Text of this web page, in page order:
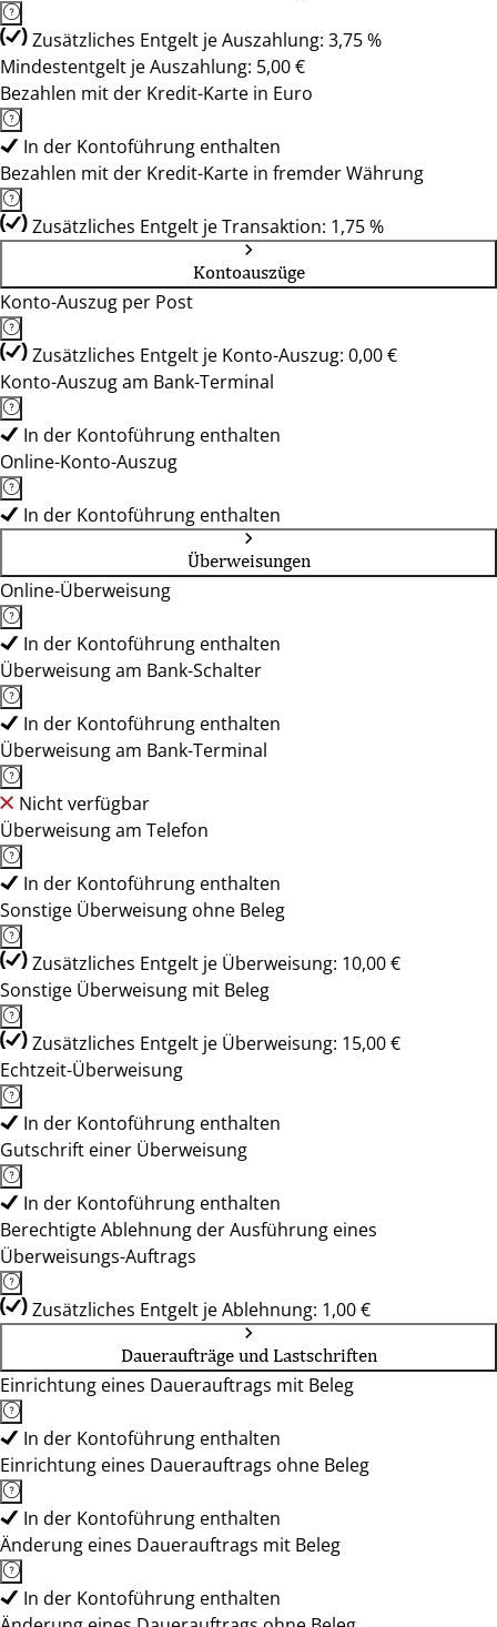
Zusätzliches Entgelt je Auszahlung: 3,75 %
Mindestentgelt je Auszahlung: 5,00 €
Bezahlen mit der Kredit-Karte in Euro
In der Kontoführung enthalten
Bezahlen mit der Kredit-Karte in fremder Währung
Zusätzliches Entgelt je Transaktion: 1,75 %
Kontoauszüge
Konto-Auszug per Post
Zusätzliches Entgelt je Konto-Auszug: 0,00 €
Konto-Auszug am Bank-Terminal
In der Kontoführung enthalten
Online-Konto-Auszug
In der Kontoführung enthalten
Überweisungen
Online-Überweisung
In der Kontoführung enthalten
Überweisung am Bank-Schalter
In der Kontoführung enthalten
Überweisung am Bank-Terminal
Nicht verfügbar
Überweisung am Telefon
In der Kontoführung enthalten
Sonstige Überweisung ohne Beleg
Zusätzliches Entgelt je Überweisung: 10,00 €
Sonstige Überweisung mit Beleg
Zusätzliches Entgelt je Überweisung: 15,00 €
Echtzeit-Überweisung
In der Kontoführung enthalten
Gutschrift einer Überweisung
In der Kontoführung enthalten
Berechtigte Ablehnung der Ausführung eines
Überweisungs-Auftrags
Zusätzliches Entgelt je Ablehnung: 1,00 €
Daueraufträge und Lastschriften
Einrichtung eines Dauerauftrags mit Beleg
In der Kontoführung enthalten
Einrichtung eines Dauerauftrags ohne Beleg
In der Kontoführung enthalten
Änderung eines Dauerauftrags mit Beleg
In der Kontoführung enthalten